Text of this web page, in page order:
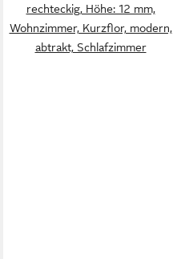
rechteckig, Höhe: 12 mm,
Wohnzimmer, Kurzflor, modern,
abtrakt, Schlafzimmer